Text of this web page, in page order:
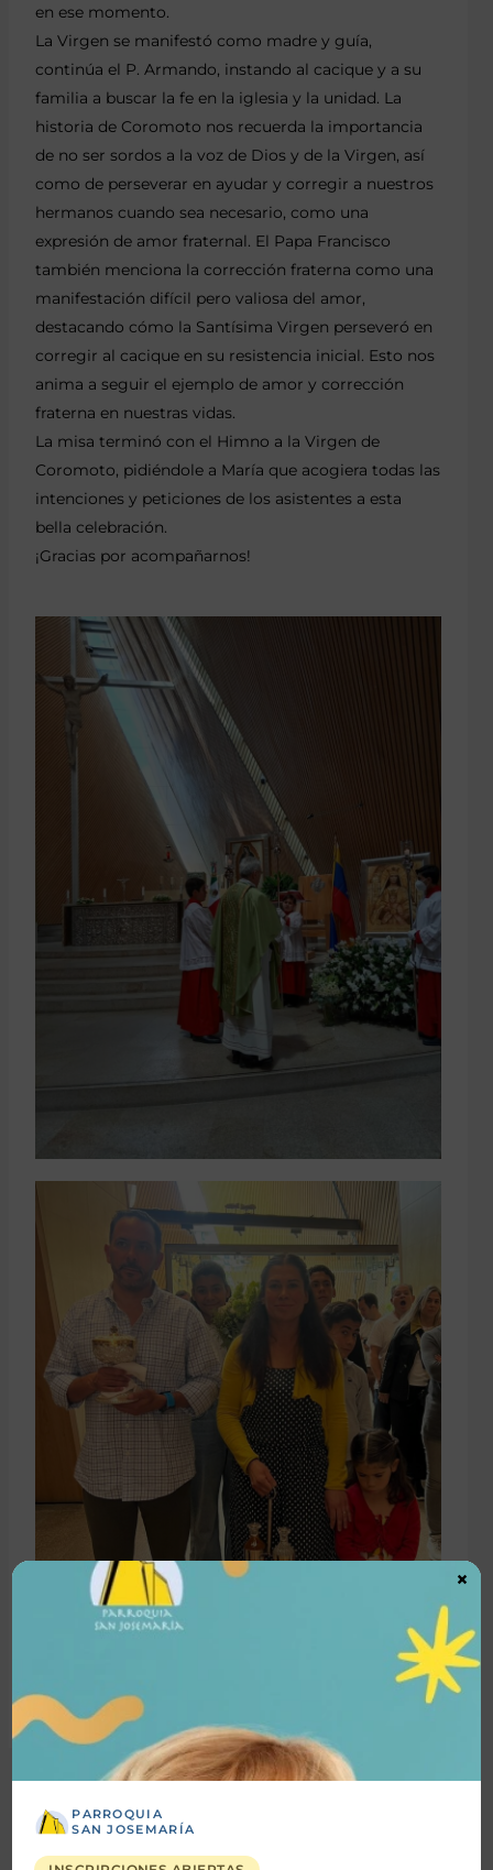
en ese momento.
La Virgen se manifestó como madre y guía,
continúa el P. Armando, instando al cacique y a su
familia a buscar la fe en la iglesia y la unidad. La
historia de Coromoto nos recuerda la importancia
de no ser sordos a la voz de Dios y de la Virgen, así
como de perseverar en ayudar y corregir a nuestros
hermanos cuando sea necesario, como una
expresión de amor fraternal. El Papa Francisco
también menciona la corrección fraterna como una
manifestación difícil pero valiosa del amor,
destacando cómo la Santísima Virgen perseveró en
corregir al cacique en su resistencia inicial. Esto nos
anima a seguir el ejemplo de amor y corrección
fraterna en nuestras vidas.
La misa terminó con el Himno a la Virgen de
Coromoto, pidiéndole a María que acogiera todas las
intenciones y peticiones de los asistentes a esta
bella celebración.
¡Gracias por acompañarnos!
←Entrada Entrada
Buscar
PARROQUIA
SAN JOSEMARÍA
×